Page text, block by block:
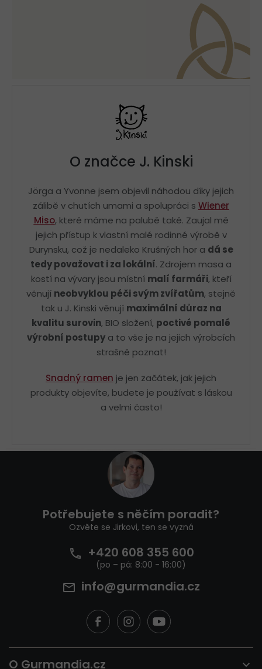
O značce J. Kinski
Jörga a Yvonne jsem objevil náhodou díky jejich
zálibě v chutích umami a spolupráci s Wiener
Miso, které máme na palubě také. Zaujal mě
jejich přístup k vlastní malé rodinné výrobě v
Durynsku, což je nedaleko Krušných hor a dá se
tedy považovat i za lokální. Zdrojem masa a
kostí na vývary jsou místní malí farmáři, kteří
věnují neobvyklou péči svým zvířatům, stejně
tak u J. Kinski věnují maximální důraz na
kvalitu surovin, BIO složení, poctivé pomalé
výrobní postupy a to vše je na jejich výrobcích
strašně poznat!
Snadný ramen je jen začátek, jak jejich
produkty objevíte, budete je používat s láskou
a velmi často!
Z
Potřebujete s něčím poradit?
Ozvěte se Jirkovi, ten se vyzná
+420 608 355 600
info@gurmandia.cz
O Gurmandia.cz